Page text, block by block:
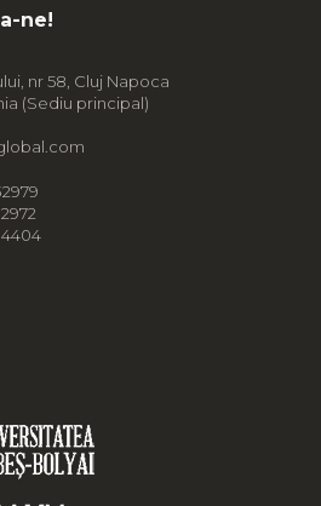
ne!
nr 58, Cluj Napoca
(Sediu principal)